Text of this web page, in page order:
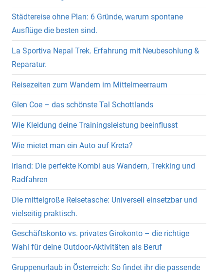
Städtereise ohne Plan: 6 Gründe, warum spontane
Ausflüge die besten sind.
La Sportiva Nepal Trek. Erfahrung mit Neubesohlung &
Reparatur.
Reisezeiten zum Wandern im Mittelmeerraum
Glen Coe – das schönste Tal Schottlands
Wie Kleidung deine Trainingsleistung beeinflusst
Wie mietet man ein Auto auf Kreta?
Irland: Die perfekte Kombi aus Wandern, Trekking und
Radfahren
Die mittelgroße Reisetasche: Universell einsetzbar und
vielseitig praktisch.
Geschäftskonto vs. privates Girokonto – die richtige
Wahl für deine Outdoor-Aktivitäten als Beruf
Gruppenurlaub in Österreich: So findet ihr die passende